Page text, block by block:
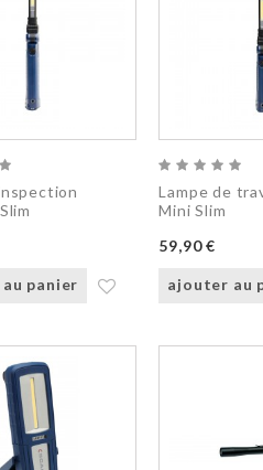
panier
Lampe de
Mini Slim
59,90 €
ajouter au